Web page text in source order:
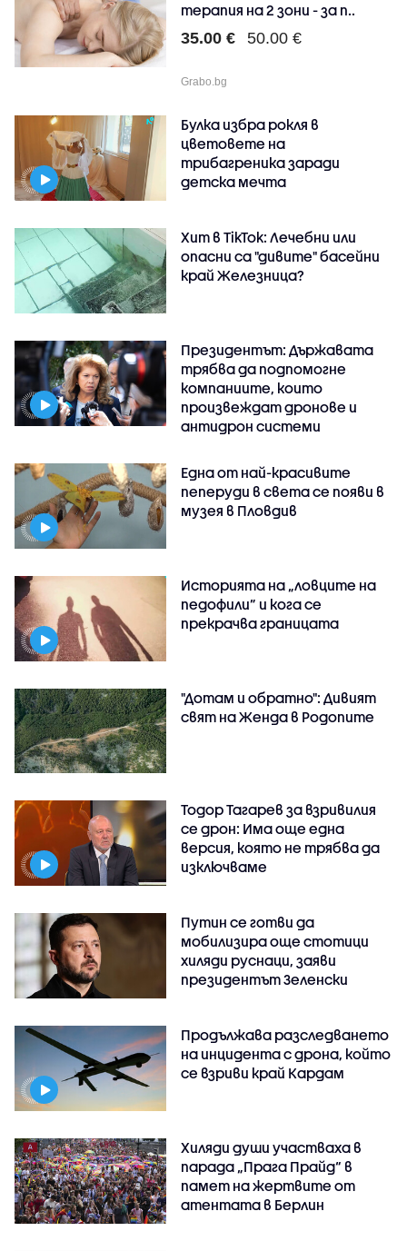
терапия на 2 зони - за п..
35.00 € 50.00 €
Grabo.bg
Булка избра рокля в
цветовете на
трибагреника заради
детска мечта
Хит в TikTok: Лечебни или
опасни са "дивите" басейни
край Железница?
Президентът: Държавата
трябва да подпомогне
компаниите, които
произвеждат дронове и
антидрон системи
Една от най-красивите
пеперуди в света се появи в
музея в Пловдив
Историята на „ловците на
педофили” и кога се
прекрачва границата
"Дотам и обратно": Дивият
свят на Женда в Родопите
Тодор Тагарев за взривилия
се дрон: Има още една
версия, която не трябва да
изключваме
Путин се готви да
мобилизира още стотици
хиляди руснаци, заяви
президентът Зеленски
Продължава разследването
на инцидента с дрона, който
се взриви край Кардам
Хиляди души участваха в
парада „Прага Прайд“ в
памет на жертвите от
атентата в Берлин